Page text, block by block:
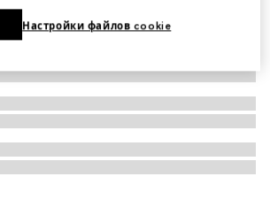
Настройки файлов cookie